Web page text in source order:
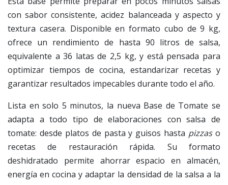
con sabor consistente, acidez balanceada y aspecto y
textura casera. Disponible en formato cubo de 9 kg,
ofrece un rendimiento de hasta 90 litros de salsa,
equivalente a 36 latas de 2,5 kg, y está pensada para
optimizar tiempos de cocina, estandarizar recetas y
garantizar resultados impecables durante todo el año.
Lista en solo 5 minutos, la nueva Base de Tomate se
adapta a todo tipo de elaboraciones con salsa de
tomate: desde platos de pasta y guisos hasta pizzaso
recetas de restauración rápida. Su formato
deshidratado permite ahorrar espacio en almacén,
energía en cocina y adaptar la densidad de la salsa a la